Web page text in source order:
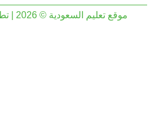
موقع تعليم السعودية © 2026 | تطوير: